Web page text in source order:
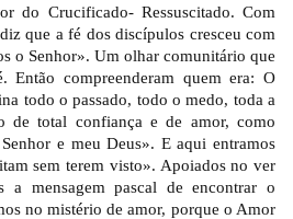
do Crucificado- Ressuscitado. Com
que a fé dos discípulos cresceu com
o Senhor». Um olhar comunitário que
Então compreenderam quem era: O
todo o passado, todo o medo, toda a
total confiança e de amor, como
e meu Deus». E aqui entramos
sem terem visto». Apoiados no ver
a mensagem pascal de encontrar o
no mistério de amor, porque o Amor